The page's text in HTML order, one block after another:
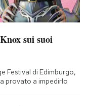
sui suoi
Festival di Edimburgo,
provato a impedirlo